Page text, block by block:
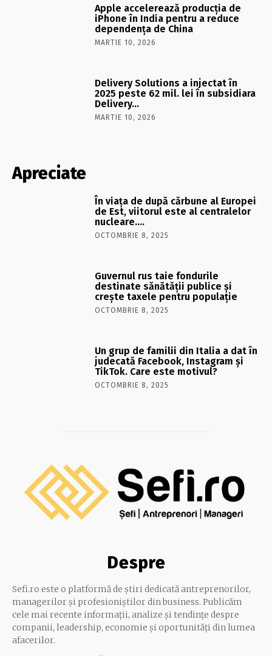
Apple accelerează producția de
iPhone în India pentru a reduce
dependența de China
MARTIE 10, 2026
Delivery Solutions a injectat în
2025 peste 62 mil. lei în subsidiara
Delivery…
MARTIE 10, 2026
Apreciate
În viaţa de după cărbune al Europei
de Est, viitorul este al centralelor
nucleare….
OCTOMBRIE 8, 2025
Guvernul rus taie fondurile
destinate sănătății publice și
crește taxele pentru populație
OCTOMBRIE 8, 2025
Un grup de familii din Italia a dat în
judecată Facebook, Instagram și
TikTok. Care este motivul?
OCTOMBRIE 8, 2025
Despre
Sefi.ro este o platformă de știri dedicată antreprenorilor,
managerilor și profesioniștilor din business. Publicăm
cele mai recente informații, analize și tendințe despre
companii, leadership, economie și oportunități din lumea
afacerilor.